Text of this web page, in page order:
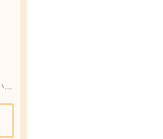
東急東横線元住吉駅 徒歩１分/しゃぶしゃぶといえばしゃぶしゃぶ温野菜♪いろいろ選べる食べ放題や宴会コースも◎